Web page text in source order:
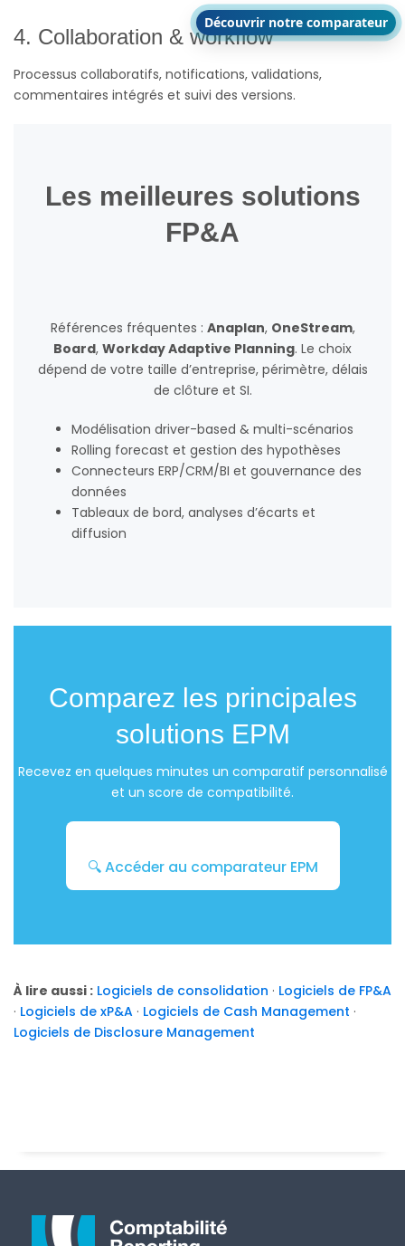
4. Collaboration & workflow
Processus collaboratifs, notifications, validations,
commentaires intégrés et suivi des versions.
Les meilleures solutions
FP&A
Références fréquentes : Anaplan, OneStream,
Board, Workday Adaptive Planning. Le choix
dépend de votre taille d’entreprise, périmètre, délais
de clôture et SI.
Modélisation driver-based & multi-scénarios
Rolling forecast et gestion des hypothèses
Connecteurs ERP/CRM/BI et gouvernance des
données
Tableaux de bord, analyses d’écarts et
diffusion
Comparez les principales
solutions EPM
Recevez en quelques minutes un comparatif personnalisé
et un score de compatibilité.
🔍 Accéder au comparateur EPM
À lire aussi : Logiciels de consolidation · Logiciels de FP&A
· Logiciels de xP&A · Logiciels de Cash Management ·
Logiciels de Disclosure Management
Découvrir notre comparateur